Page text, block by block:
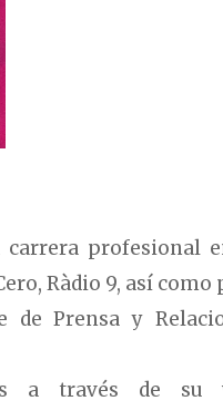
carrera profesional
Ràdio 9, así como
de Prensa y
a través de su